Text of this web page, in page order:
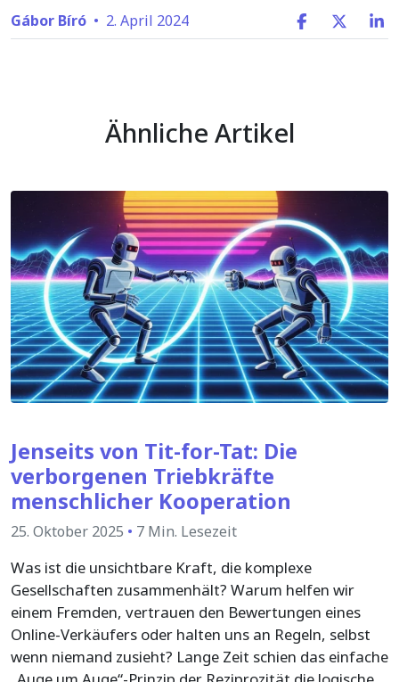
Gábor Bíró • 2. April 2024
Ähnliche Artikel
Jenseits von Tit-for-Tat: Die
verborgenen Triebkräfte
menschlicher Kooperation
25. Oktober 2025 • 7 Min. Lesezeit
Was ist die unsichtbare Kraft, die komplexe
Gesellschaften zusammenhält? Warum helfen wir
einem Fremden, vertrauen den Bewertungen eines
Online-Verkäufers oder halten uns an Regeln, selbst
wenn niemand zusieht? Lange Zeit schien das einfache